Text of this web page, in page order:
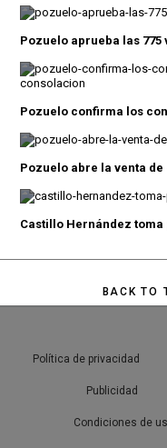
Pozuelo aprueba las
Pozuelo confirma los
Pozuelo abre la venta
Castillo Hernández
BACK TO
Política de privacidad
Publicidad
Condiciones de